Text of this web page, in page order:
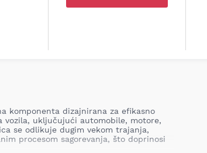
komponenta dizajnirana za efikasno
vozila, uključujući automobile, motore,
se odlikuje dugim vekom trajanja,
procesom sagorevanja, što doprinosi